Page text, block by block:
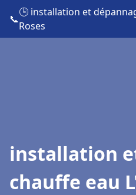
📞
🕒 installation et
Roses
installation
chauffe eau